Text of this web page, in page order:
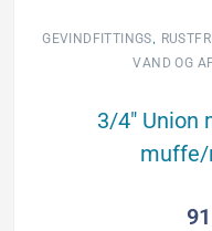
GEVINDFITTINGS,
VAND OG
3/4″
muffe/
91